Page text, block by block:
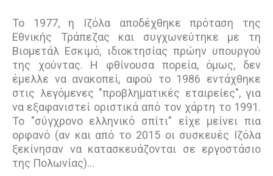
Το 1977, η Ιζόλα αποδέχθηκε πρόταση της
Εθνικής Τράπεζας και συγχωνεύτηκε με τη
Βιομετάλ Εσκιμό, ιδιοκτησίας πρώην υπουργού
της χούντας. Η φθίνουσα πορεία, όμως, δεν
έμελλε να ανακοπεί, αφού το 1986 εντάχθηκε
στις λεγόμενες "προβληματικές εταιρείες", για
να εξαφανιστεί οριστικά από τον χάρτη το 1991.
Το "σύγχρονο ελληνικό σπίτι" είχε μείνει πια
ορφανό (αν και από το 2015 οι συσκευές Ιζόλα
ξεκίνησαν να κατασκευάζονται σε εργοστάσιο
της Πολωνίας)…